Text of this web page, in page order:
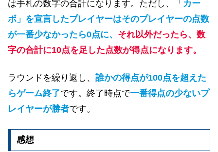
は手札の数字の合計になります。ただし、「 カー
ボ」を宣言したプレイヤーはそのプレイヤーの点数
が一番少なかったら0点に、 それ以外だったら、数
字の合計に10点を足した点数が得点になります。
ラウンドを繰り返し、 誰かの得点が100点を超えた
らゲーム終了です。終了時点で一番得点の少ないプ
レイヤーが勝者です。
感想